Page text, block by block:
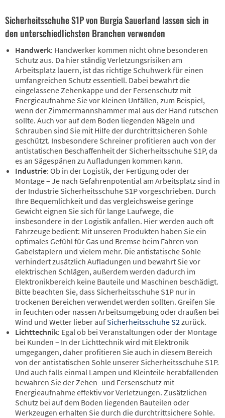
Sicherheitsschuhe S1P von Burgia Sauerland lassen sich in
den unterschiedlichsten Branchen verwenden
Handwerk: Handwerker kommen nicht ohne besonderen
Schutz aus. Da hier ständig Verletzungsrisiken am
Arbeitsplatz lauern, ist das richtige Schuhwerk für einen
umfangreichen Schutz essentiell. Dabei bewahrt die
eingelassene Zehenkappe und der Fersenschutz mit
Energieaufnahme Sie vor kleinen Unfällen, zum Beispiel,
wenn der Zimmermannshammer mal aus der Hand rutschen
sollte. Auch vor auf dem Boden liegenden Nägeln und
Schrauben sind Sie mit Hilfe der durchtrittsicheren Sohle
geschützt. Insbesondere Schreiner profitieren auch von der
antistatischen Beschaffenheit der Sicherheitsschuhe S1P, da
es an Sägespänen zu Aufladungen kommen kann.
Industrie: Ob in der Logistik, der Fertigung oder der
Montage – Je nach Gefahrenpotential am Arbeitsplatz sind in
der Industrie Sicherheitsschuhe S1P vorgeschrieben. Durch
Ihre Bequemlichkeit und das vergleichsweise geringe
Gewicht eignen Sie sich für lange Laufwege, die
insbesondere in der Logistik anfallen. Hier werden auch oft
Fahrzeuge bedient: Mit unseren Produkten haben Sie ein
optimales Gefühl für Gas und Bremse beim Fahren von
Gabelstaplern und vielem mehr. Die antistatische Sohle
verhindert zusätzlich Aufladungen und bewahrt Sie vor
elektrischen Schlägen, außerdem werden dadurch im
Elektronikbereich keine Bauteile und Maschinen beschädigt.
Bitte beachten Sie, dass Sicherheitsschuhe S1P nur in
trockenen Bereichen verwendet werden sollten. Greifen Sie
in feuchten oder nassen Arbeitsumgebung oder draußen bei
Wind und Wetter lieber aufSicherheitsschuhe S2 zurück.
Lichttechnik: Egal ob bei Veranstaltungen oder der Montage
bei Kunden – In der Lichttechnik wird mit Elektronik
umgegangen, daher profitieren Sie auch in diesem Bereich
von der antistatischen Sohle unserer Sicherheitsschuhe S1P.
Und auch falls einmal Lampen und Kleinteile herabfallenden
bewahren Sie der Zehen- und Fersenschutz mit
Energieaufnahme effektiv vor Verletzungen. Zusätzlichen
Schutz bei auf dem Boden liegenden Bauteilen oder
Werkzeugen erhalten Sie durch die durchtrittsichere Sohle.